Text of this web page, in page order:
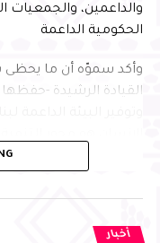
والداعمين، والجمعيات
الحكومية الداعمة
وأكد سموّه أن ما يحظى
القيادة الرشيدة -حفظها
النوعية التي تجمع
الإسهام بفاعلية في
أخبار